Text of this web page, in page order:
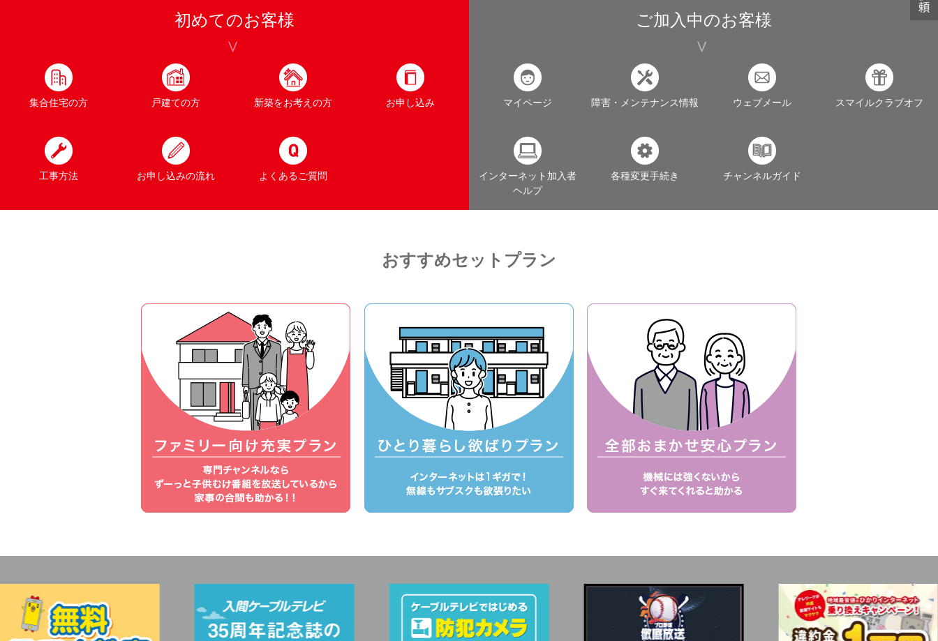
初めてのお客様
集合住宅の方 戸建ての方 新築をお考えの方 お申し込み
工事方法 お申し込みの流れ よくあるご質問
ご加入中のお客様
マイページ 障害・メンテナンス情報 ウェブメール スマイルクラブオフ
インターネット加入者
ヘルプ
各種変更手続き チャンネルガイド
おすすめセットプラン